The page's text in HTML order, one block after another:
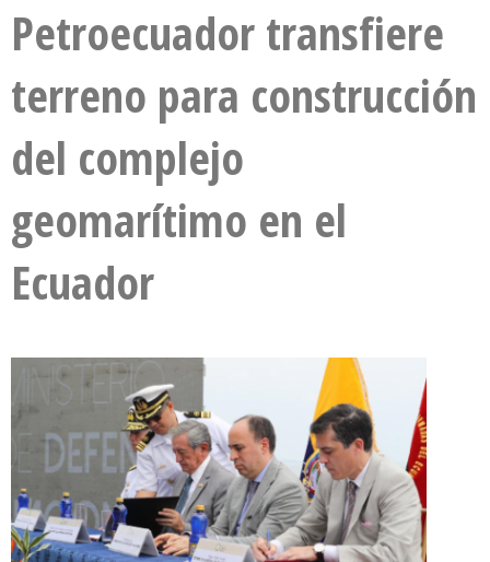
Petroecuador transfiere
terreno para construcción
del complejo
geomarítimo en el
Ecuador